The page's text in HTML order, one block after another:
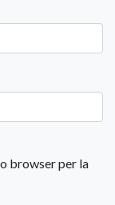
browser per la